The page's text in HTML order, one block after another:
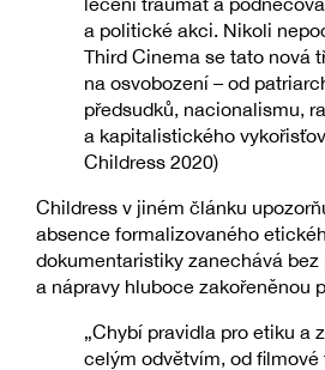
a politické akci. Nikoli
Third Cinema se tato nová
na osvobození – od
předsudků, nacionalismu,
a kapitalistického
Childress 2020)
Childress v jiném článku
absence formalizovaného
dokumentaristiky zanechává
a nápravy hluboce zakořeněnou
„Chybí pravidla pro etiku a
celým odvětvím, od filmové